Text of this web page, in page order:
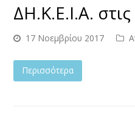
ΔΗ.Κ.Ε.Ι.Α.
17 Νοεμβρίου 2017
Περισσότερα